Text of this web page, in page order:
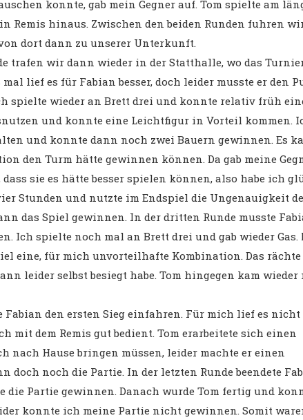
konnte, gab mein Gegner auf. Tom spielte am
Remis hinaus. Zwischen den beiden Runden fuhren
dort dann zu unserer Unterkunft.
trafen wir dann wieder in der Statthalle, wo das
lief es für Fabian besser, doch leider musste er den
spielte wieder an Brett drei und konnte relativ früh
und konnte eine Leichtfigur in Vorteil kommen.
und konnte dann noch zwei Bauern gewinnen. Es
den Turm hätte gewinnen können. Da gab meine
sie es hätte besser spielen können, also habe ich
Stunden und nutzte im Endspiel die Ungenauigkeit
das Spiel gewinnen. In der dritten Runde musste
Ich spielte noch mal an Brett drei und gab wieder Gas.
eine, für mich unvorteilhafte Kombination. Das
leider selbst besiegt habe. Tom hingegen kam
den ersten Sieg einfahren. Für mich lief es nicht
mit dem Remis gut bedient. Tom erarbeitete sich einen
nach Hause bringen müssen, leider machte er einen
doch noch die Partie. In der letzten Runde beendete
die Partie gewinnen. Danach wurde Tom fertig und
konnte ich meine Partie nicht gewinnen. Somit